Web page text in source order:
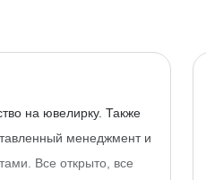
на ювелирку. Также
менеджмент и
Все открыто, все